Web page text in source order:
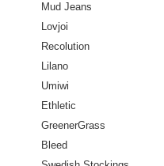
Mud Jeans
Lovjoi
Recolution
Lilano
Umiwi
Ethletic
GreenerGrass
Bleed